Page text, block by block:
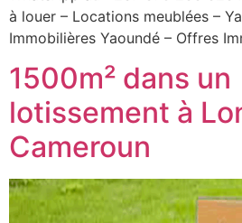
à louer – Locations meublées –
Immobilières Yaoundé – Offres
1500m² dans un
lotissement à
Cameroun